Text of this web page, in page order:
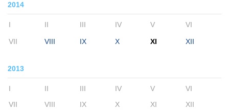
2014
I II III IV V VI
VII VIII IX X XI XII
2013
I II III IV V
VI
VII
VIII IX X XI XII